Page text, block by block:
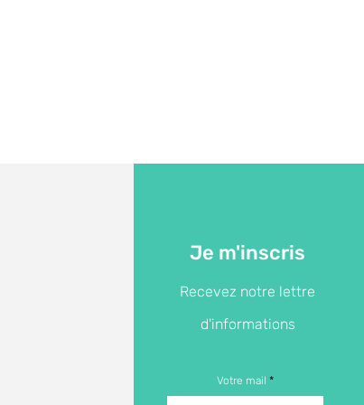
Je m'inscris
Recevez notre lettre
d'informations
Votre mail